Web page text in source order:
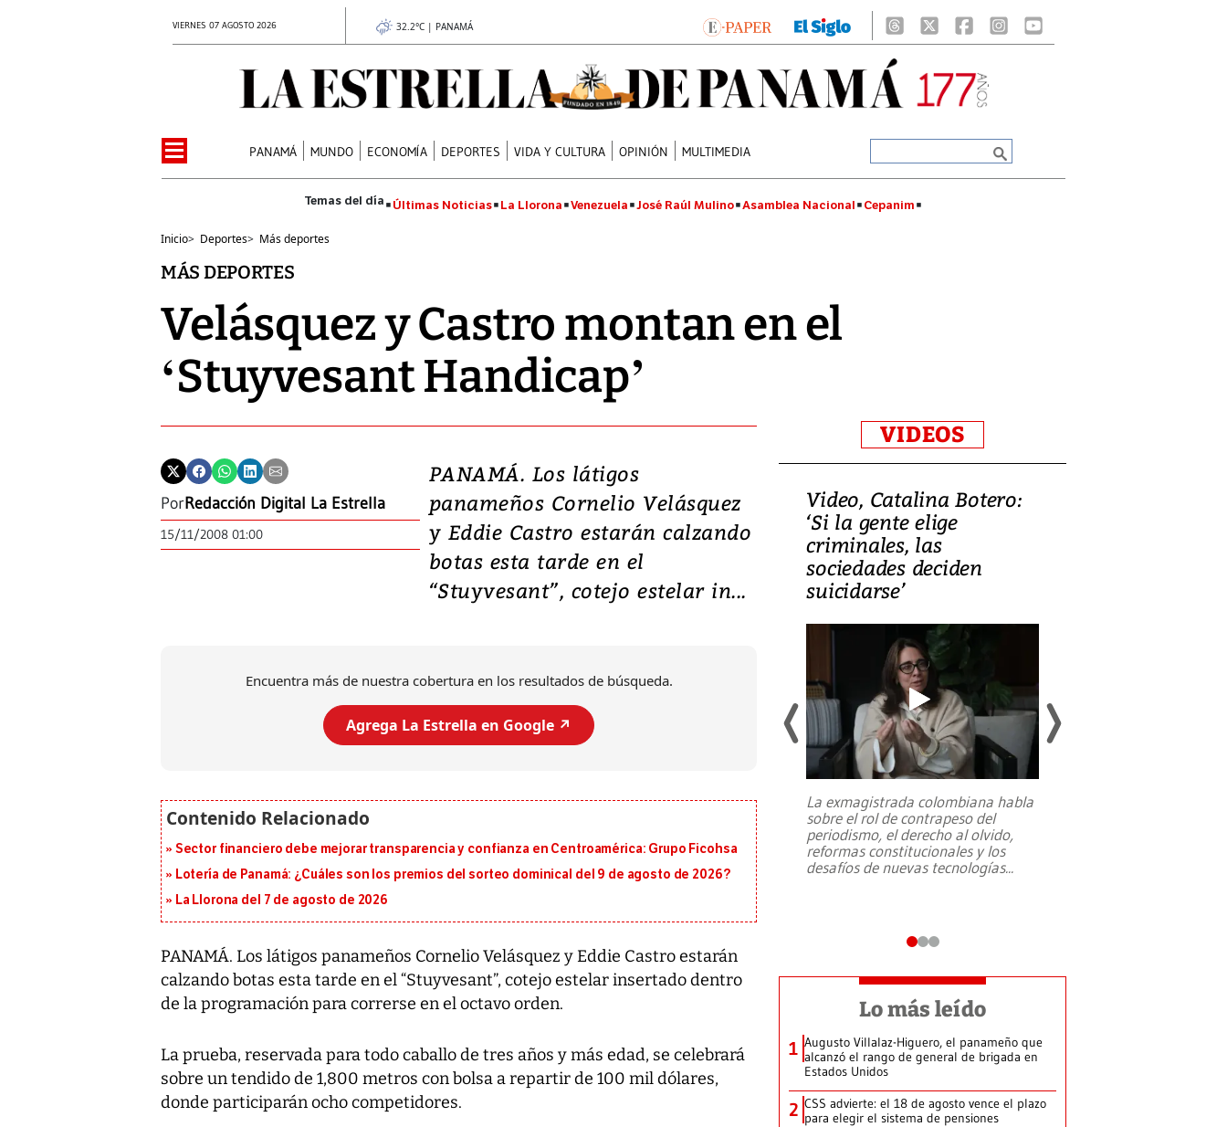
VIERNES 07 AGOSTO 2026 32.2°C | PANAMÁ
PANAMÁ MUNDO ECONOMÍA DEPORTES VIDA Y CULTURA OPINIÓN MULTIMEDIA
Últimas Noticias La Llorona Venezuela José Raúl Mulino Asamblea Nacional Cepanim
Inicio> Deportes> Más deportes
MÁS DEPORTES
Velásquez y Castro montan en el
‘Stuyvesant Handicap’
PorRedacción Digital La Estrella
15/11/2008 01:00
PANAMÁ. Los látigos
panameños Cornelio Velásquez
y Eddie Castro estarán calzando
botas esta tarde en el
“Stuyvesant”, cotejo estelar in...
Encuentra más de nuestra cobertura en los resultados de búsqueda.
Agrega La Estrella en Google ↗️
Sector financiero debe mejorar transparencia y confianza en Centroamérica: Grupo Ficohsa
Lotería de Panamá: ¿Cuáles son los premios del sorteo dominical del 9 de agosto de 2026?
La Llorona del 7 de agosto de 2026
PANAMÁ. Los látigos panameños Cornelio Velásquez y Eddie Castro estarán
calzando botas esta tarde en el “Stuyvesant”, cotejo estelar insertado dentro
de la programación para correrse en el octavo orden.
La prueba, reservada para todo caballo de tres años y más edad, se celebrará
sobre un tendido de 1,800 metros con bolsa a repartir de 100 mil dólares,
donde participarán ocho competidores.
VIDEOS
Video, Japón: Terremoto
deja heridos y graves
daños en Kumamoto
al sur de Japón, provocando una
Video, Catalina Botero:
‘Si la gente elige
criminales, las
sociedades deciden
suicidarse’
La exmagistrada colombiana habla
sobre el rol de contrapeso del
periodismo, el derecho al olvido,
reformas constitucionales y los
desafíos de nuevas tecnologías...
Lo más leído
1 Augusto Villalaz-Higuero, el panameño que
alcanzó el rango de general de brigada en
Estados Unidos
2 CSS advierte: el 18 de agosto vence el plazo
para elegir el sistema de pensiones